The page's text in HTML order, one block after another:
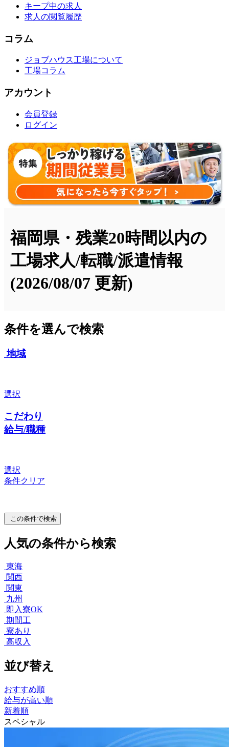
キープ中の求人
求人の閲覧履歴
コラム
ジョブハウス工場について
工場コラム
アカウント
会員登録
ログイン
福岡県・残業20時間以内の
工場求人/転職/派遣情報
(2026/08/07 更新)
条件を選んで検索
地域
選択
こだわり
給与/職種
選択
条件クリア
この条件で検索
人気の条件から検索
東海
関西
関東
九州
即入寮OK
期間工
寮あり
高収入
並び替え
おすすめ順
給与が高い順
新着順
スペシャル